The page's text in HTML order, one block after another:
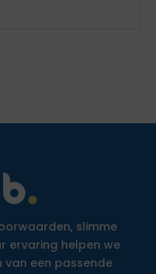
slimme
ervaring helpen we
van een passende